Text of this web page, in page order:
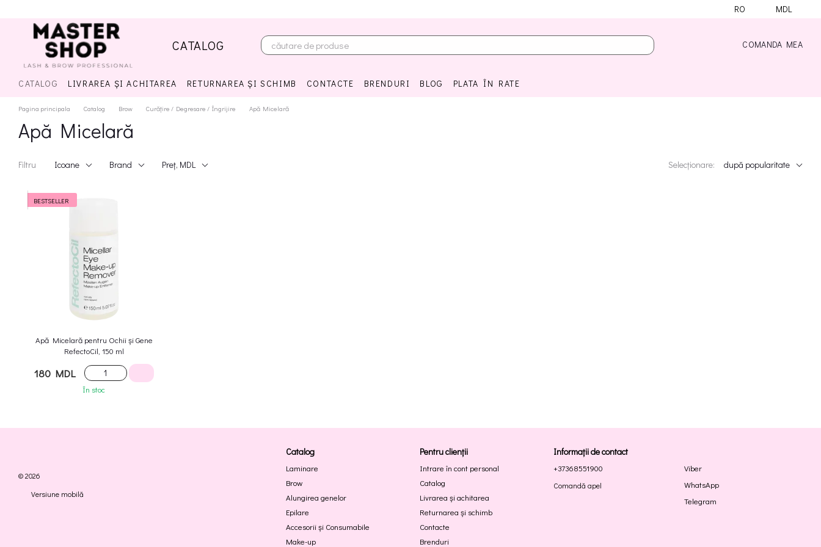
RO MDL
CATALOG COMANDA MEA
CATALOG LIVRAREA ȘI ACHITAREA RETURNAREA ȘI SCHIMB CONTACTE BRENDURI BLOG PLATA ÎN RATE
Pagina principala Catalog Brow Curățire / Degresare / Îngrijire Apă Micelară
Apă Micelară
Filtru Icoane Brand Preț, MDL Selecționare: după popularitate
BESTSELLER
Apă Micelară pentru Ochii și Gene
RefectoCil, 150 ml
180 MDL
În stoc
© 2026
Versiune mobilă
Catalog
Laminare
Brow
Alungirea genelor
Epilare
Accesorii și Consumabile
Make-up
Pentru clienții
Intrare în cont personal
Catalog
Livrarea și achitarea
Returnarea și schimb
Contacte
Brenduri
Informații de contact
+37368551900
Comandă apel
Viber
WhatsApp
Telegram